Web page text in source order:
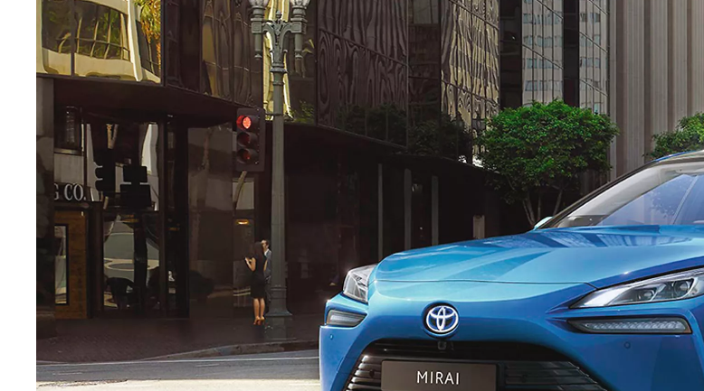
Yeni RAV4
HYBRID
İlk siz haberdar olun